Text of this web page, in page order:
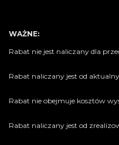
WAŻNE:
Rabat nie jest naliczany dla
Rabat naliczany jest od
Rabat nie obejmuje kosztów
Rabat naliczany jest od